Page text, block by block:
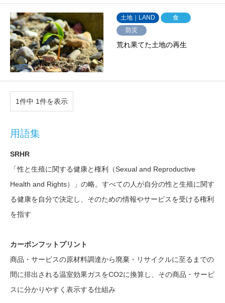
土地｜LAND
食
防災
荒れ果てた土地の再生
1件中 1件を表示
用語集
SRHR
「性と生殖に関する健康と権利（Sexual and Reproductive
Health and Rights）」の略。すべての人が自分の性と生殖に関す
る健康を自分で決定し、そのための情報やサービスを受ける権利
を指す
カーボンフットプリント
商品・サービスの原材料調達から廃棄・リサイクルに至るまでの
間に排出される温室効果ガスをCO2に換算し、その商品・サービ
スに分かりやすく表示する仕組み